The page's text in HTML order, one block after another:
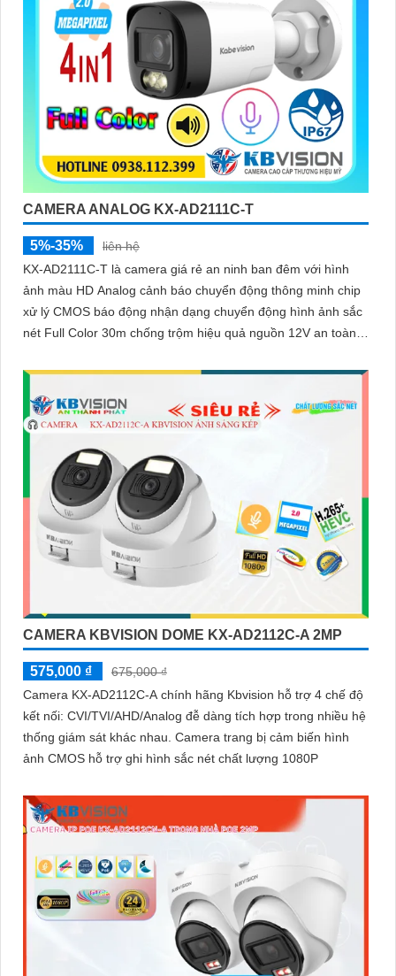
CAMERA ANALOG KX-AD2111C-T
5%-35%
liên hệ
KX-AD2111C-T là camera giá rẻ an ninh ban đêm với hình
ảnh màu HD Analog cảnh báo chuyển động thông minh chip
xử lý CMOS báo động nhận dạng chuyển động hình ảnh sắc
nét Full Color 30m chống trộm hiệu quả nguồn 12V an toàn
6mm và đầu ghi chức năng xem ban đêm màu
CAMERA KBVISION DOME KX-AD2112C-A 2MP
575,000 ₫
675,000 ₫
Camera KX-AD2112C-A chính hãng Kbvision hỗ trợ 4 chế độ
kết nối: CVI/TVI/AHD/Analog đễ dàng tích hợp trong nhiều hệ
thống giám sát khác nhau. Camera trang bị cảm biến hình
ảnh CMOS hỗ trợ ghi hình sắc nét chất lượng 1080P